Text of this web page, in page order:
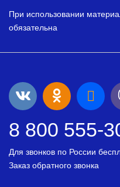
При использовании
обязательна
8 800 555-
Для звонков по России
Заказ обратного звонка